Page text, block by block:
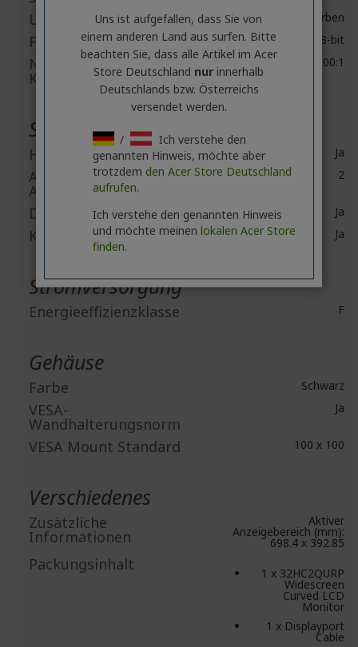
Unterstützte Farben 16,7 Millionen Farben
Farbtiefe 8-bit
Natives
Kontrastverhältnis
4,000:1
Schnittstellen / Anschlüsse
HDMI Ja
Anzahl der HDMI-
Anschlüsse
2
DisplayPort Ja
Kopfhörer Ja
Stromversorgung
Energieeffizienzklasse F
Gehäuse
Farbe Schwarz
VESA-
Wandhalterungsnorm
Ja
VESA Mount Standard 100 x 100
Verschiedenes
Zusätzliche
Informationen
Aktiver
Anzeigebereich (mm):
698.4 x 392.85
Packungsinhalt 1 x 32HC2QURP
Widescreen
Curved LCD
Monitor
1 x Displayport
Cable
Uns ist aufgefallen, dass Sie von
einem anderen Land aus surfen. Bitte
beachten Sie, dass alle Artikel im Acer
Store Deutschland nur innerhalb
Deutschlands bzw. Österreichs
versendet werden.
/
Ich verstehe den
genannten Hinweis, möchte aber
trotzdem den Acer Store Deutschland
aufrufen.
Ich verstehe den genannten Hinweis
und möchte meinen lokalen Acer Store
finden.